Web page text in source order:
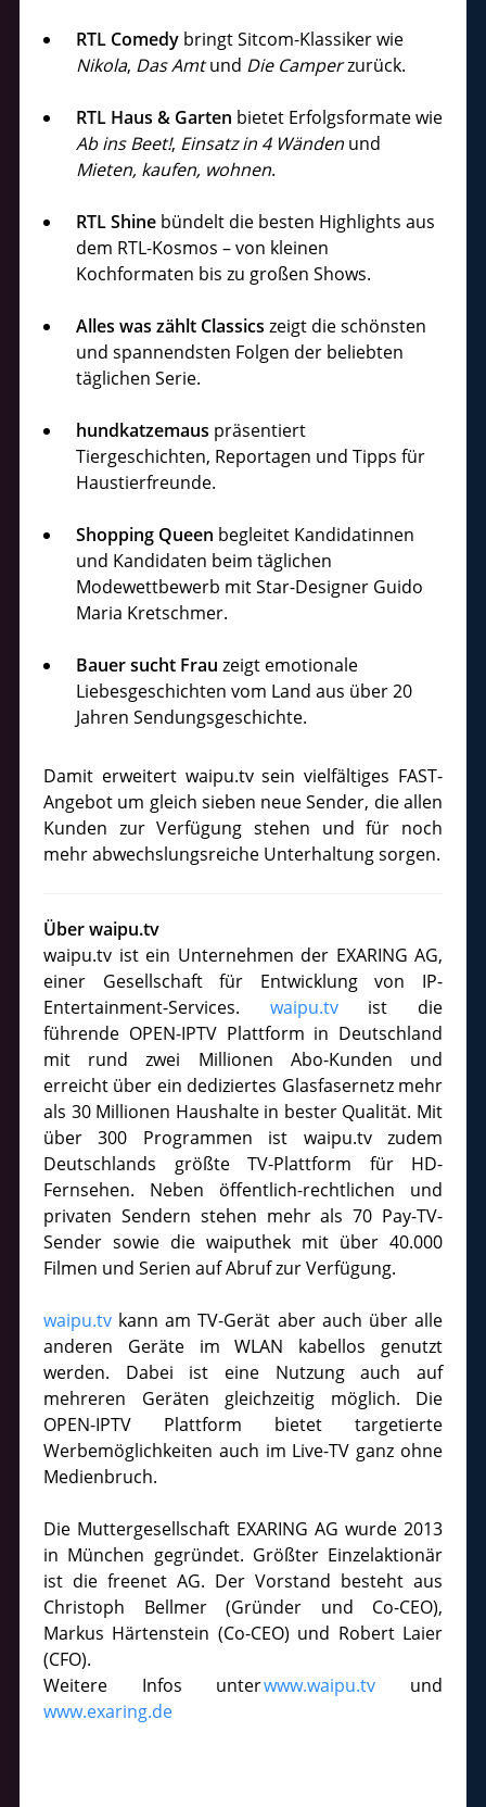
RTL Comedy bringt Sitcom-Klassiker wie
Nikola, Das Amtund Die Camperzurück.
RTL Haus & Garten bietet Erfolgsformate wie
Ab ins Beet!, Einsatz in 4 Wänden und
Mieten, kaufen, wohnen.
RTL Shine bündelt die besten Highlights aus
dem RTL-Kosmos – von kleinen
Kochformaten bis zu großen Shows.
Alles was zählt Classics zeigt die schönsten
und spannendsten Folgen der beliebten
täglichen Serie.
hundkatzemaus präsentiert
Tiergeschichten, Reportagen und Tipps für
Haustierfreunde.
Shopping Queen begleitet Kandidatinnen
und Kandidaten beim täglichen
Modewettbewerb mit Star-Designer Guido
Maria Kretschmer.
Bauer sucht Frau zeigt emotionale
Liebesgeschichten vom Land aus über 20
Jahren Sendungsgeschichte.
Damit erweitert waipu.tv sein vielfältiges FAST-
Angebot um gleich sieben neue Sender, die allen
Kunden zur Verfügung stehen und für noch
mehr abwechslungsreiche Unterhaltung sorgen.
Über waipu.tv
waipu.tv ist ein Unternehmen der EXARING AG,
einer Gesellschaft für Entwicklung von IP-
Entertainment-Services. waipu.tvist die
führende OPEN-IPTV Plattform in Deutschland
mit rund zwei Millionen Abo-Kunden und
erreicht über ein dediziertes Glasfasernetz mehr
als 30 Millionen Haushalte in bester Qualität. Mit
über 300 Programmen ist waipu.tv zudem
Deutschlands größte TV-Plattform für HD-
Fernsehen. Neben öffentlich-rechtlichen und
privaten Sendern stehen mehr als 70 Pay-TV-
Sender sowie die waiputhek mit über 40.000
Filmen und Serien auf Abruf zur Verfügung.
waipu.tv kann am TV-Gerät aber auch über alle
anderen Geräte im WLAN kabellos genutzt
werden. Dabei ist eine Nutzung auch auf
mehreren Geräten gleichzeitig möglich. Die
OPEN-IPTV Plattform bietet targetierte
Werbemöglichkeiten auch im Live-TV ganz ohne
Medienbruch.
Die Muttergesellschaft EXARING AG wurde 2013
in München gegründet. Größter Einzelaktionär
ist die freenet AG. Der Vorstand besteht aus
Christoph Bellmer (Gründer und Co-CEO),
Markus Härtenstein (Co-CEO) und Robert Laier
(CFO).
Weitere Infos unterwww.waipu.tv und
www.exaring.de